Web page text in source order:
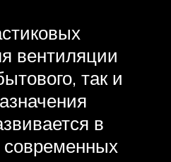
вентиляции
так и
в